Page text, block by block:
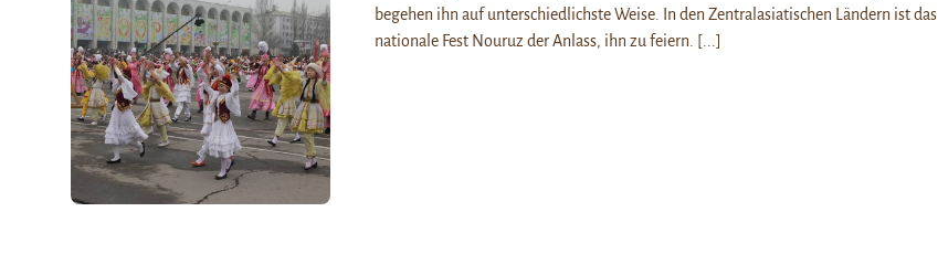
begehen ihn auf unterschiedlichste Weise. In den Zentralasiatischen Ländern ist das
nationale Fest Nouruz der Anlass, ihn zu feiern.
[...]